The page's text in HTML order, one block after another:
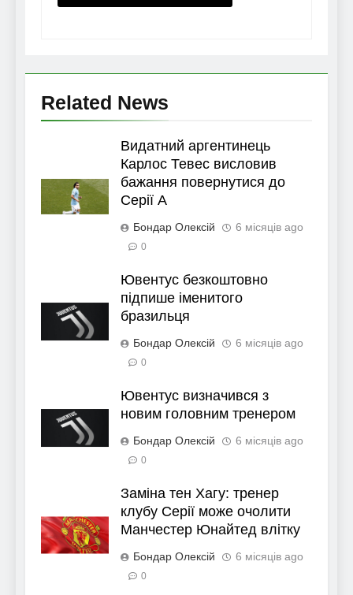
Related News
Видатний аргентинець
Карлос Тевес висловив
бажання повернутися до
Серії А
Бондар Олексій 6 місяців ago
0
Ювентус безкоштовно
підпише іменитого
бразильця
Бондар Олексій 6 місяців ago
0
Ювентус визначився з
новим головним тренером
Бондар Олексій 6 місяців ago
0
Заміна тен Хагу: тренер
клубу Серії може очолити
Манчестер Юнайтед влітку
Бондар Олексій 6 місяців ago
0